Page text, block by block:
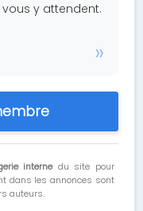
y attendent.
internedu site pour
dans les annonces sont
auteurs.